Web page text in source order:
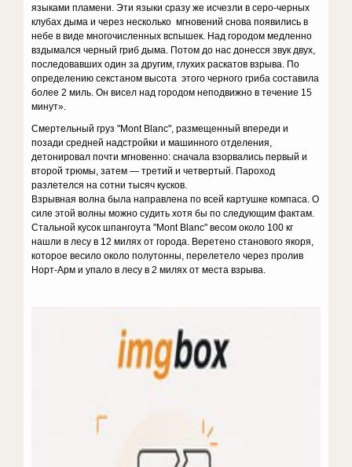
языками пламени. Эти языки сразу же исчезли в серо-черных
клубах дыма и через несколько мгновений снова появились в
небе в виде многочисленных вспышек. Над городом медленно
вздымался черный гриб дыма. Потом до нас донесся звук двух,
последовавших один за другим, глухих раскатов взрыва. По
определению секстаном высота этого черного гриба составила
более 2 миль. Он висел над городом неподвижно в течение 15
минут».
Смертельный груз "Mont Blanc", размещенный впереди и
позади средней надстройки и машинного отделения,
детонировал почти мгновенно: сначала взорвались первый и
второй трюмы, затем — третий и четвертый. Пароход
разлетелся на сотни тысяч кусков.
Взрывная волна была направлена по всей картушке компаса. О
силе этой волны можно судить хотя бы по следующим фактам.
Стальной кусок шпангоута "Mont Blanc" весом около 100 кг
нашли в лесу в 12 милях от города. Веретено станового якоря,
которое весило около полутонны, перелетело через пролив
Норт-Арм и упало в лесу в 2 милях от места взрыва.